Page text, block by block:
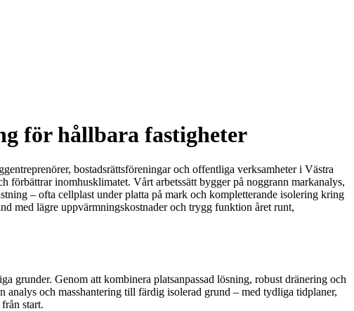
för hållbara fastigheter
bostadsrättsföreningar och offentliga verksamheter i Västra
förbättrar inomhusklimatet. Vårt arbetssätt bygger på noggrann markanalys,
– ofta cellplast under platta på mark och kompletterande isolering kring
med lägre uppvärmningskostnader och trygg funktion året runt,
Genom att kombinera platsanpassad lösning, robust dränering och
och masshantering till färdig isolerad grund – med tydliga tidplaner,
start.